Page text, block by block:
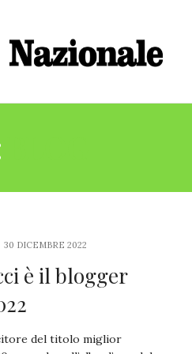
30 DICEMBRE 2022
è il blogger
del titolo miglior